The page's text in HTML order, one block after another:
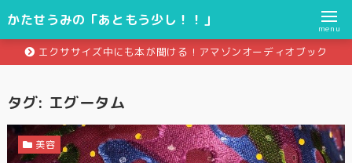
かたせうみの「あともう少し！！」
menu
エクササイズ中にも本が聞ける！アマゾンオーディオブック
タグ: エグータム
美容